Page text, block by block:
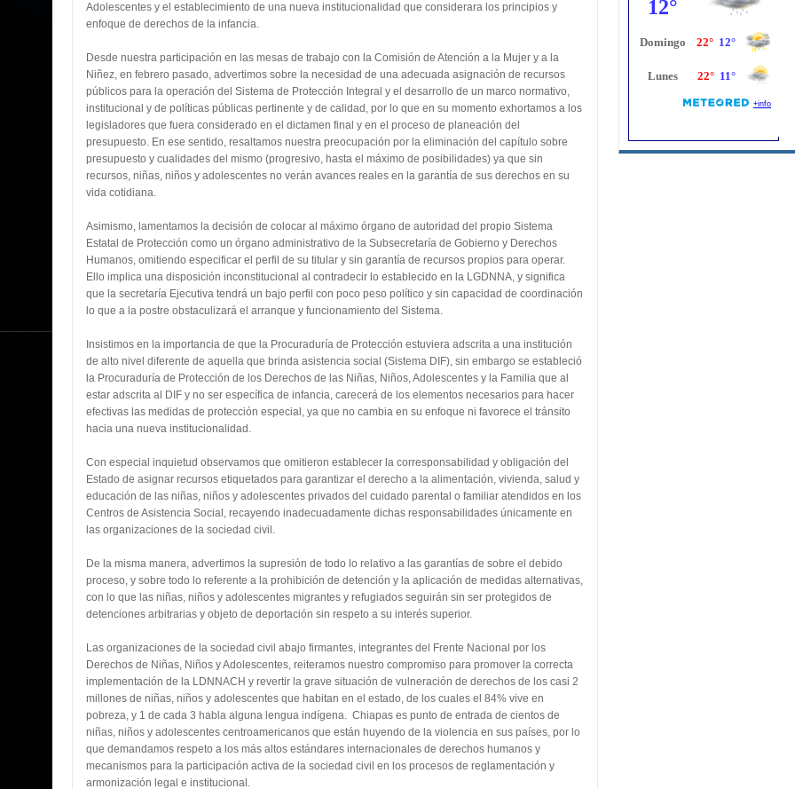
Adolescentes y el establecimiento de una nueva institucionalidad que considerara los principios y
enfoque de derechos de la infancia.
Desde nuestra participación en las mesas de trabajo con la Comisión de Atención a la Mujer y a la
Niñez, en febrero pasado, advertimos sobre la necesidad de una adecuada asignación de recursos
públicos para la operación del Sistema de Protección Integral y el desarrollo de un marco normativo,
institucional y de políticas públicas pertinente y de calidad, por lo que en su momento exhortamos a los
legisladores que fuera considerado en el dictamen final y en el proceso de planeación del
presupuesto. En ese sentido, resaltamos nuestra preocupación por la eliminación del capítulo sobre
presupuesto y cualidades del mismo (progresivo, hasta el máximo de posibilidades) ya que sin
recursos, niñas, niños y adolescentes no verán avances reales en la garantía de sus derechos en su
vida cotidiana.
Asimismo, lamentamos la decisión de colocar al máximo órgano de autoridad del propio Sistema
Estatal de Protección como un órgano administrativo de la Subsecretaría de Gobierno y Derechos
Humanos, omitiendo especificar el perfil de su titular y sin garantía de recursos propios para operar.
Ello implica una disposición inconstitucional al contradecir lo establecido en la LGDNNA, y significa
que la secretaría Ejecutiva tendrá un bajo perfil con poco peso político y sin capacidad de coordinación
lo que a la postre obstaculizará el arranque y funcionamiento del Sistema.
Insistimos en la importancia de que la Procuraduría de Protección estuviera adscrita a una institución
de alto nivel diferente de aquella que brinda asistencia social (Sistema DIF), sin embargo se estableció
la Procuraduría de Protección de los Derechos de las Niñas, Niños, Adolescentes y la Familia que al
estar adscrita al DIF y no ser específica de infancia, carecerá de los elementos necesarios para hacer
efectivas las medidas de protección especial, ya que no cambia en su enfoque ni favorece el tránsito
hacia una nueva institucionalidad.
Con especial inquietud observamos que omitieron establecer la corresponsabilidad y obligación del
Estado de asignar recursos etiquetados para garantizar el derecho a la alimentación, vivienda, salud y
educación de las niñas, niños y adolescentes privados del cuidado parental o familiar atendidos en los
Centros de Asistencia Social, recayendo inadecuadamente dichas responsabilidades únicamente en
las organizaciones de la sociedad civil.
De la misma manera, advertimos la supresión de todo lo relativo a las garantías de sobre el debido
proceso, y sobre todo lo referente a la prohibición de detención y la aplicación de medidas alternativas,
con lo que las niñas, niños y adolescentes migrantes y refugiados seguirán sin ser protegidos de
detenciones arbitrarias y objeto de deportación sin respeto a su interés superior.
Las organizaciones de la sociedad civil abajo firmantes, integrantes del Frente Nacional por los
Derechos de Niñas, Niños y Adolescentes, reiteramos nuestro compromiso para promover la correcta
implementación de la LDNNACH y revertir la grave situación de vulneración de derechos de los casi 2
millones de niñas, niños y adolescentes que habitan en el estado, de los cuales el 84% vive en
pobreza, y 1 de cada 3 habla alguna lengua indígena. Chiapas es punto de entrada de cientos de
niñas, niños y adolescentes centroamericanos que están huyendo de la violencia en sus países, por lo
que demandamos respeto a los más altos estándares internacionales de derechos humanos y
mecanismos para la participación activa de la sociedad civil en los procesos de reglamentación y
armonización legal e institucional.